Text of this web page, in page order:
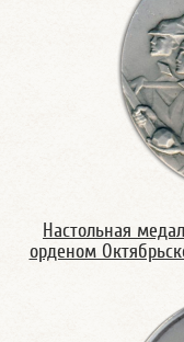
Настольная
орденом